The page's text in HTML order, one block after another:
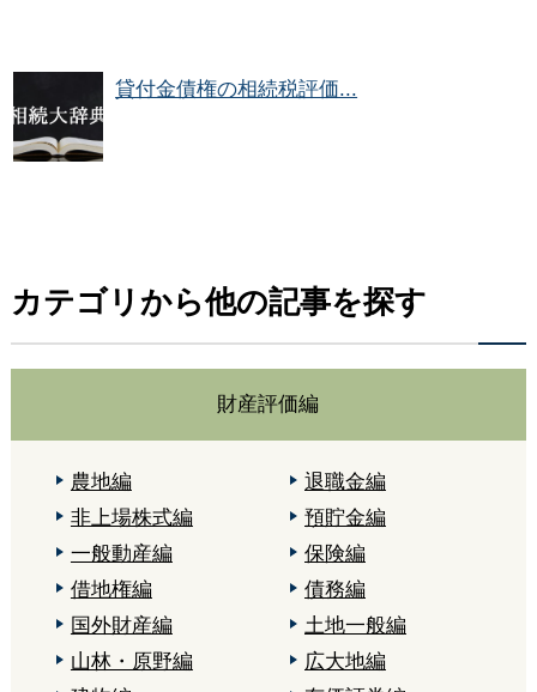
貸付金債権の相続税評価...
カテゴリから他の記事を探す
財産評価編
農地編
退職金編
非上場株式編
預貯金編
一般動産編
保険編
借地権編
債務編
国外財産編
土地一般編
山林・原野編
広大地編